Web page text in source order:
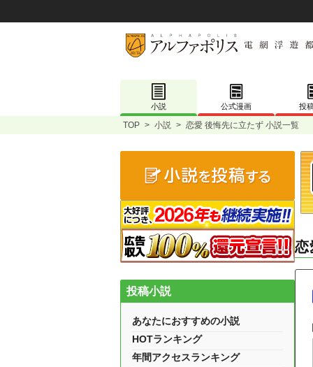
小説 公式漫画 投
TOP > 小説 > 恋愛 後悔先に立たず 小説一覧
恋
投稿小説
あなたにおすすめの小説
HOTランキング
年間アクセスランキング